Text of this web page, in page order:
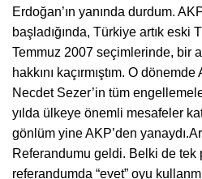
Erdoğan’ın yanında durdum.
başladığında, Türkiye artık eski
Temmuz 2007 seçimlerinde, bir
hakkını kaçırmıştım. O
Necdet Sezer’in tüm
yılda ülkeye önemli mesafeler
gönlüm yine AKP’den yanaydı.
Referandumu geldi. Belki de tek
referandumda “evet” oyu